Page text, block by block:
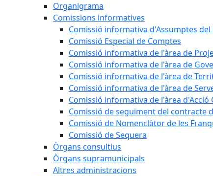
Organigrama
Comissions informatives
Comissió informativa d'Assumptes del
Comissió Especial de Comptes
Comissió informativa de l'àrea de
Comissió informativa de l'àrea de
Comissió informativa de l'àrea de
Comissió informativa de l'àrea de
Comissió informativa de l'àrea
Comissió de seguiment del contracte
Comissió de Nomenclàtor de les
Comissió de Sequera
Òrgans consultius
Òrgans supramunicipals
Altres administracions